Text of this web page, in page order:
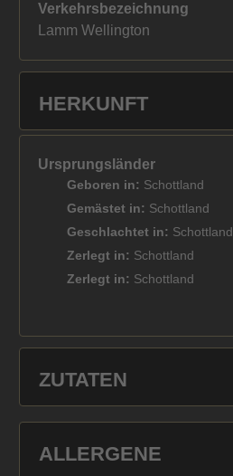
Verkehrsbezeichnung
Lamm Wellington
HERKUNFT
Ursprungsländer
Geboren in: Schottland
Gemästet in: Schottland
Geschlachtet in: Schottland
Zerlegt in: Schottland
Zerlegt in: Schottland
ZUTATEN
ALLERGENE